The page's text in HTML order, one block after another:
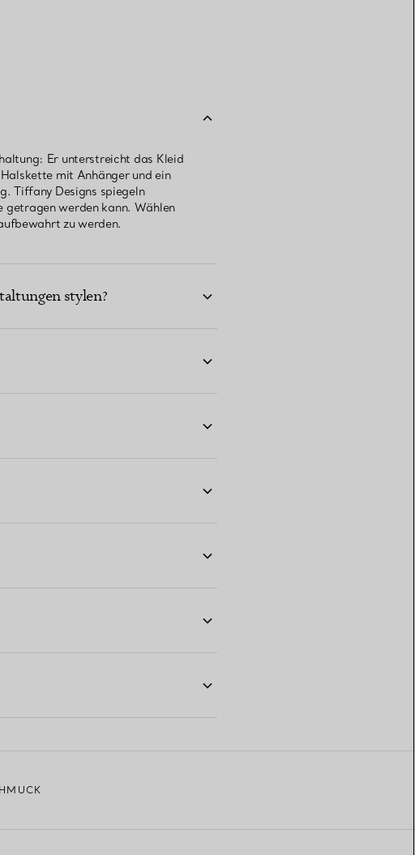
Er unterstreicht das Kleid
mit Anhänger und ein
Tiffany Designs spiegeln
getragen werden kann. Wählen
zu werden.
stylen?